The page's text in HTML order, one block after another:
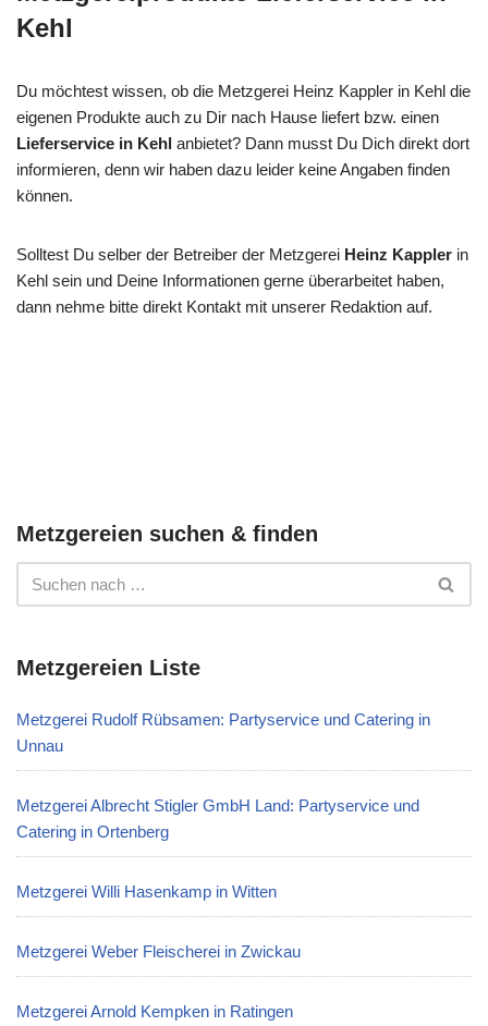
Kehl
Du möchtest wissen, ob die Metzgerei Heinz Kappler in Kehl die
eigenen Produkte auch zu Dir nach Hause liefert bzw. einen
Lieferservice in Kehl anbietet? Dann musst Du Dich direkt dort
informieren, denn wir haben dazu leider keine Angaben finden
können.
Solltest Du selber der Betreiber der Metzgerei Heinz Kappler in
Kehl sein und Deine Informationen gerne überarbeitet haben,
dann nehme bitte direkt Kontakt mit unserer Redaktion auf.
Metzgereien suchen & finden
Metzgereien Liste
Metzgerei Rudolf Rübsamen: Partyservice und Catering in
Unnau
Metzgerei Albrecht Stigler GmbH Land: Partyservice und
Catering in Ortenberg
Metzgerei Willi Hasenkamp in Witten
Metzgerei Weber Fleischerei in Zwickau
Metzgerei Arnold Kempken in Ratingen